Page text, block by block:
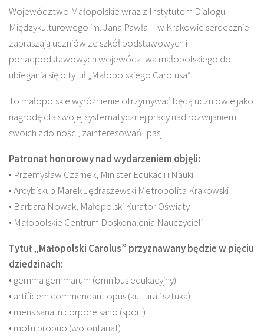
Województwo Małopolskie wraz z Instytutem Dialogu
Międzykulturowego im. Jana Pawła II w Krakowie serdecznie
zapraszają uczniów ze szkół podstawowych i
ponadpodstawowych województwa małopolskiego do
ubiegania się o tytuł „Małopolskiego Carolusa”.
To małopolskie wyróżnienie otrzymywać będą uczniowie jako
nagrodę dla swojej systematycznej pracy nad rozwijaniem
swoich zdolności, zainteresowań i pasji.
Patronat honorowy nad wydarzeniem objęli:
• Przemysław Czarnek, Minister Edukacji i Nauki
• Arcybiskup Marek Jędraszewski Metropolita Krakowski
• Barbara Nowak, Małopolski Kurator Oświaty
• Małopolskie Centrum Doskonalenia Nauczycieli
Tytuł „Małopolski Carolus” przyznawany będzie w pięciu
dziedzinach:
• gemma gemmarum (omnibus edukacyjny)
• artificem commendant opus (kultura i sztuka)
• mens sana in corpore sano (sport)
• motu proprio (wolontariat)